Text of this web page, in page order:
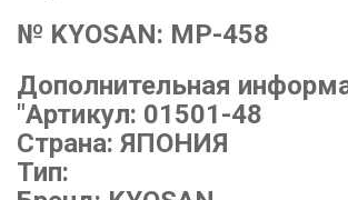
№ KYOSAN: MP-458
Дополнительная
"Артикул: 01501-48
Страна: ЯПОНИЯ
Тип: